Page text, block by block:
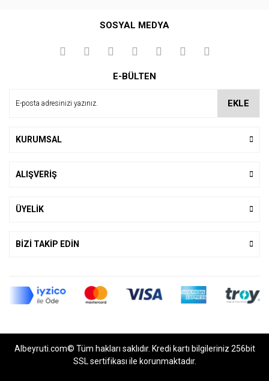
SOSYAL MEDYA
E-BÜLTEN
EKLE
KURUMSAL
ALIŞVERİŞ
ÜYELİK
BİZİ TAKİP EDİN
Albeyruti.com© Tüm hakları saklıdır. Kredi kartı bilgileriniz 256bit
SSL sertifikası ile korunmaktadır.